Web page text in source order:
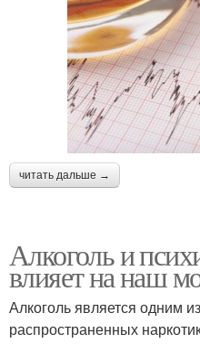
читать дальше →
Алкоголь и
влияет на наш
Алкоголь является одним
распространенных